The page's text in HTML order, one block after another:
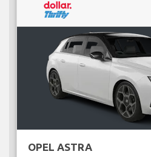
OPEL ASTRA